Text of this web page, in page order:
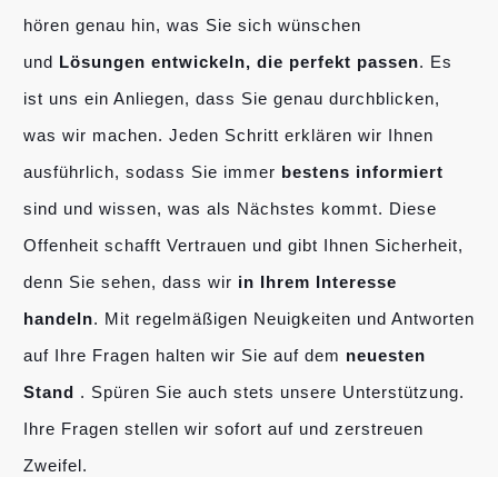
hören genau hin, was Sie sich wünschen
und Lösungen entwickeln, die perfekt passen. Es
ist uns ein Anliegen, dass Sie genau durchblicken,
was wir machen. Jeden Schritt erklären wir Ihnen
ausführlich, sodass Sie immer bestens informiert
sind und wissen, was als Nächstes kommt. Diese
Offenheit schafft Vertrauen und gibt Ihnen Sicherheit,
denn Sie sehen, dass wir in Ihrem Interesse
handeln. Mit regelmäßigen Neuigkeiten und Antworten
auf Ihre Fragen halten wir Sie auf dem neuesten
Stand . Spüren Sie auch stets unsere Unterstützung.
Ihre Fragen stellen wir sofort auf und zerstreuen
Zweifel.